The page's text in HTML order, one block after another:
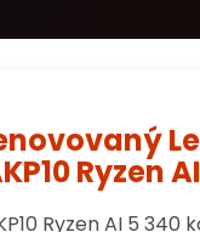
Ryzen
Ryzen AI 5